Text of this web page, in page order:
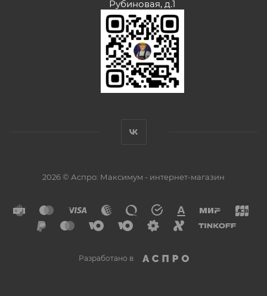
Рубиновая, д.1
2026 © Аспро: Максимум - интернет-магазин
Разработано в